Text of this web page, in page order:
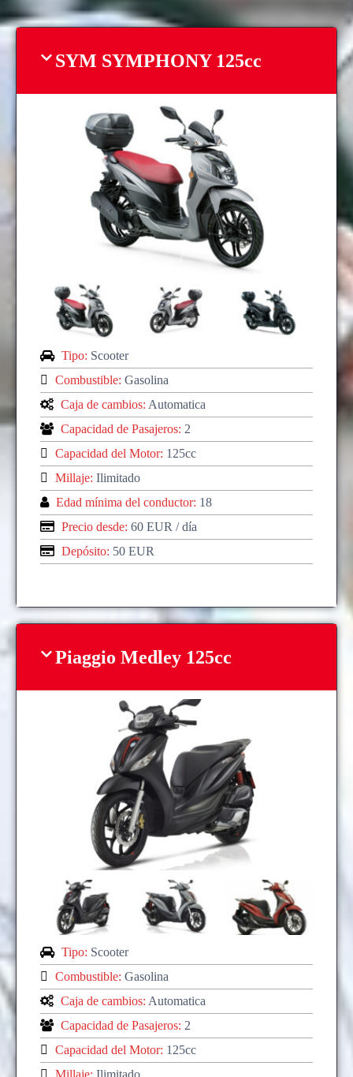
SYM SYMPHONY 125cc
Tipo: Scooter
Combustible: Gasolina
Caja de cambios: Automatica
Capacidad de Pasajeros: 2
Capacidad del Motor: 125cc
Millaje: Ilimitado
Edad mínima del conductor: 18
Precio desde: 60 EUR / día
Depósito: 50 EUR
Piaggio Medley 125cc
Tipo: Scooter
Combustible: Gasolina
Caja de cambios: Automatica
Capacidad de Pasajeros: 2
Capacidad del Motor: 125cc